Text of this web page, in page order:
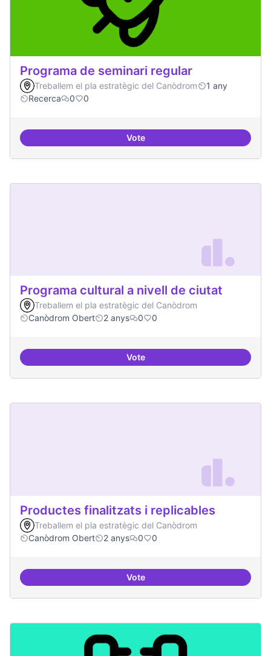
Programa de seminari regular
Treballem el pla estratègic del Canòdrom
1 any
Recerca
0 0
VotePrograma de seminari regular
Programa cultural a nivell de ciutat
Treballem el pla estratègic del Canòdrom
Canòdrom Obert
2 anys 0 0
VotePrograma cultural a nivell de
Productes finalitzats i replicables
Treballem el pla estratègic del Canòdrom
Canòdrom Obert
2 anys 0 0
VoteProductes finalitzats i